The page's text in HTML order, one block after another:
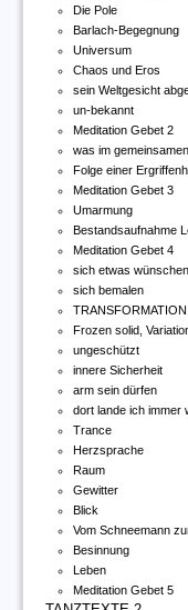
Die Pole
Barlach-Begegnung
Universum
Chaos und Eros
sein Weltgesicht
un-bekannt
Meditation Gebet 2
was im
Folge einer
Meditation Gebet 3
Umarmung
Bestandsaufnahme
Meditation Gebet 4
sich etwas wünschen
sich bemalen
Frozen solid,
ungeschützt
innere Sicherheit
arm sein dürfen
dort lande ich immer
Trance
Herzsprache
Raum
Gewitter
Blick
Vom Schneemann
Besinnung
Leben
Meditation Gebet 5